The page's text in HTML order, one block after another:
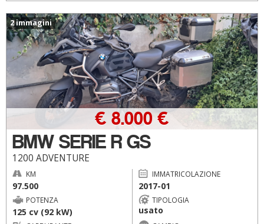
2 immagini
BMW SERIE R GS
1200 ADVENTURE
€ 8.000 €
KM
97.500
IMMATRICOLAZIONE
2017-01
POTENZA
125 cv (92 kW)
TIPOLOGIA
usato